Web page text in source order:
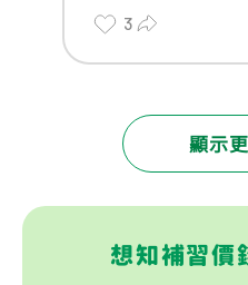
3
顯示
想知補習價